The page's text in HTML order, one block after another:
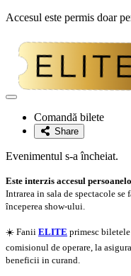
Accesul este permis doar
Adaugă
favoriteComandă bilete
Share
Evenimentul s-a încheiat.
Este interzis accesul
Intrarea in sala de spectacole
începerea show-ului.
☀️ Fanii ELITE primesc
comisionul de operare, la
beneficii in curand.